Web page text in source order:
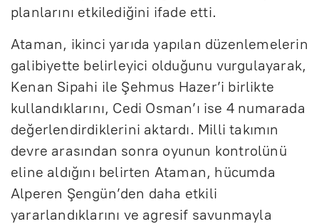
planlarını etkilediğini ifade etti.
Ataman, ikinci yarıda yapılan düzenlemelerin
galibiyette belirleyici olduğunu vurgulayarak,
Kenan Sipahi ile Şehmus Hazer’i birlikte
kullandıklarını, Cedi Osman’ı ise 4 numarada
değerlendirdiklerini aktardı. Milli takımın
devre arasından sonra oyunun kontrolünü
eline aldığını belirten Ataman, hücumda
Alperen Şengün’den daha etkili
yararlandıklarını ve agresif savunmayla